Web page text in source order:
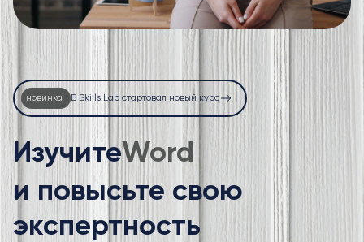
новинка В Skills Lab стартовал новый курс
ИзучитеExcel
и повысьте свою
экспертность